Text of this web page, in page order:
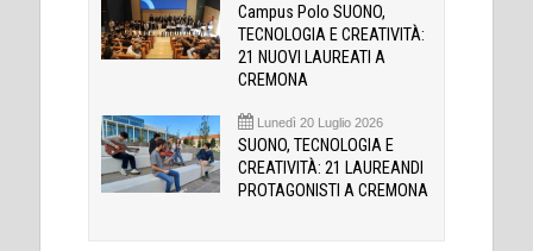
Campus Polo SUONO,
TECNOLOGIA E CREATIVITÀ:
21 NUOVI LAUREATI A
CREMONA
Lunedì 20 Luglio 2026
SUONO, TECNOLOGIA E
CREATIVITÀ: 21 LAUREANDI
PROTAGONISTI A CREMONA